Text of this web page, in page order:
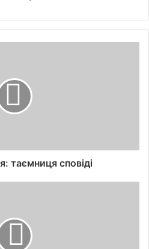
таємниця сповіді